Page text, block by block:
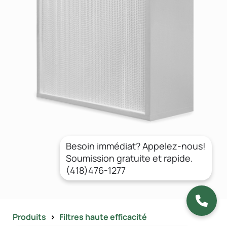
Produits > Filtres haute efficacité
Besoin immédiat? Appelez-nous!
Soumission gratuite et rapide.
(418)476-1277